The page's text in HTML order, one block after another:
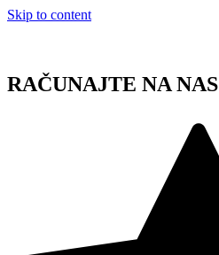
Skip to content
RAČUNAJTE NA NAS